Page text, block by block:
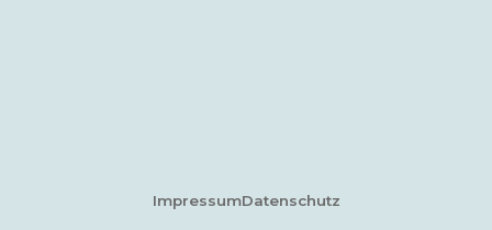
ImpressumDatenschutz